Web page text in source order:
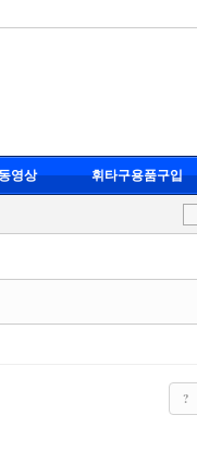
영상 휘타구용품구입
?